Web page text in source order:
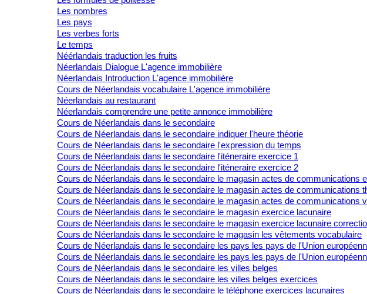
Les nombres
Les pays
Les verbes forts
Le temps
Néérlandais traduction les fruits
Néerlandais Dialogue L'agence immobilière
Néerlandais Introduction L'agence immobilière
Cours de Néerlandais vocabulaire L'agence immobilière
Néerlandais au restaurant
Néerlandais comprendre une petite annonce immobilière
Cours de Néerlandais dans le secondaire
Cours de Néerlandais dans le secondaire indiquer l'heure théorie
Cours de Néerlandais dans le secondaire l'expression du temps
Cours de Néerlandais dans le secondaire l'iténeraire exercice 1
Cours de Néerlandais dans le secondaire l'iténeraire exercice 2
Cours de Néerlandais dans le secondaire le magasin actes de communications
Cours de Néerlandais dans le secondaire le magasin actes de communications
Cours de Néerlandais dans le secondaire le magasin actes de communications
Cours de Néerlandais dans le secondaire le magasin exercice lacunaire
Cours de Néerlandais dans le secondaire le magasin exercice lacunaire
Cours de Néerlandais dans le secondaire le magasin les vêtements vocabulaire
Cours de Néerlandais dans le secondaire les pays les pays de l'Union
Cours de Néerlandais dans le secondaire les pays les pays de l'Union
Cours de Néerlandais dans le secondaire les villes belges
Cours de Néerlandais dans le secondaire les villes belges exercices
Cours de Néerlandais dans le secondaire le téléphone exercices lacunaires